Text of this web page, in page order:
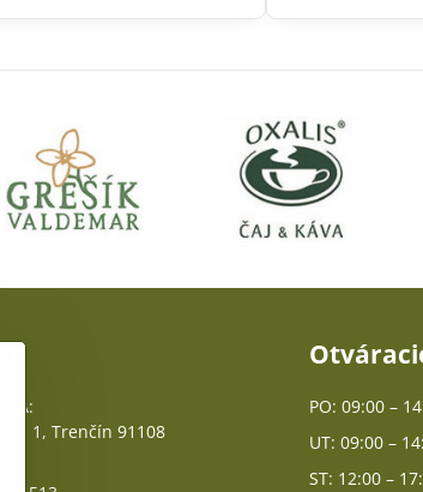
1, Trenčín 91108
PO: 09:00 –
UT: 09:00 –
ST: 12:00 –